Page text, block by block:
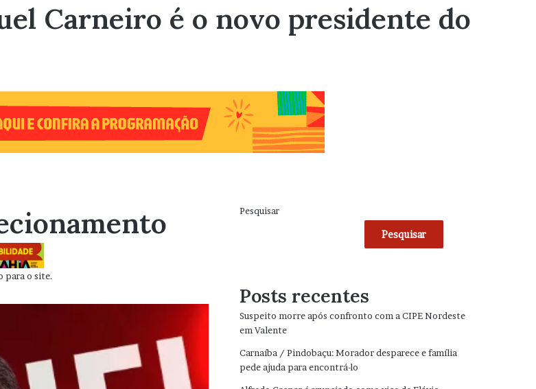
Carneiro é o novo presidente do
para o site.
Pesquisar
Pesquisar
Posts recentes
Suspeito morre após confronto com a CIPE Nordeste
em Valente
Carnaíba / Pindobaçu: Morador desparece e família
pede ajuda para encontrá-lo